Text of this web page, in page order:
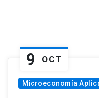
9 OCT
Microeconomía